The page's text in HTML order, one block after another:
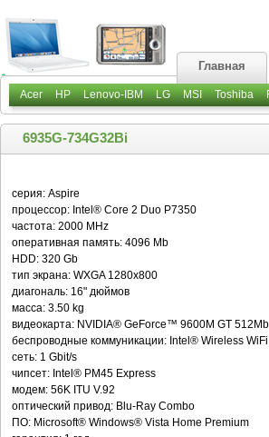
Главная
Acer HP Lenovo-IBM LG MSI Toshiba
6935G-734G32Bi
серия: Aspire
процессор: Intel® Core 2 Duo P7350
частота: 2000 MHz
оперативная память: 4096 Mb
HDD: 320 Gb
тип экрана: WXGA 1280х800
диагональ: 16" дюймов
масса: 3.50 kg
видеокарта: NVIDIA® GeForce™ 9600M GT 512Mb
беспроводные коммуникации: Intel® Wireless
сеть: 1 Gbit/s
чипсет: Intel® PM45 Express
модем: 56K ITU V.92
оптический привод: Blu-Ray Combo
ПО: Microsoft® Windows® Vista Home Premium